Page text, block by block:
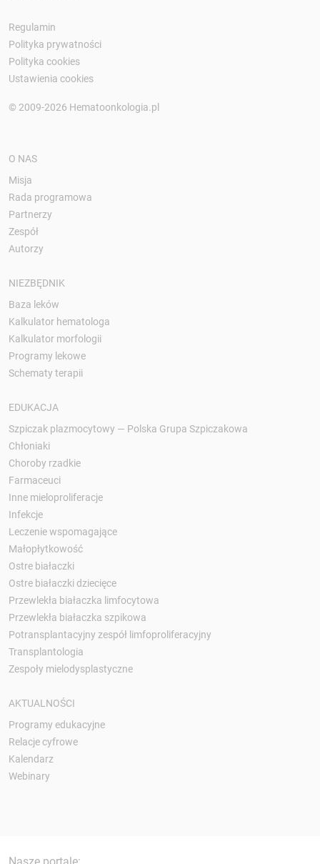
Regulamin
Polityka prywatności
Polityka cookies
Ustawienia cookies
© 2009-2026 Hematoonkologia.pl
O NAS
Misja
Rada programowa
Partnerzy
Zespół
Autorzy
NIEZBĘDNIK
Baza leków
Kalkulator hematologa
Kalkulator morfologii
Programy lekowe
Schematy terapii
EDUKACJA
Szpiczak plazmocytowy — Polska Grupa Szpiczakowa
Chłoniaki
Choroby rzadkie
Farmaceuci
Inne mieloproliferacje
Infekcje
Leczenie wspomagające
Małopłytkowość
Ostre białaczki
Ostre białaczki dziecięce
Przewlekła białaczka limfocytowa
Przewlekła białaczka szpikowa
Potransplantacyjny zespół limfoproliferacyjny
Transplantologia
Zespoły mielodysplastyczne
AKTUALNOŚCI
Programy edukacyjne
Relacje cyfrowe
Kalendarz
Webinary